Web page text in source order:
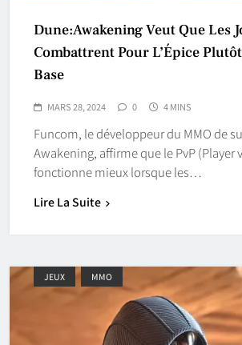
Dune:Awakening Veut Que Les
Combattrent Pour L’Épice
Base
MARS 28, 2024 0 4 MINS
Funcom, le développeur du MMO de
Awakening, affirme que le PvP (Player
fonctionne mieux lorsque les…
Lire La Suite
JEUX MMO